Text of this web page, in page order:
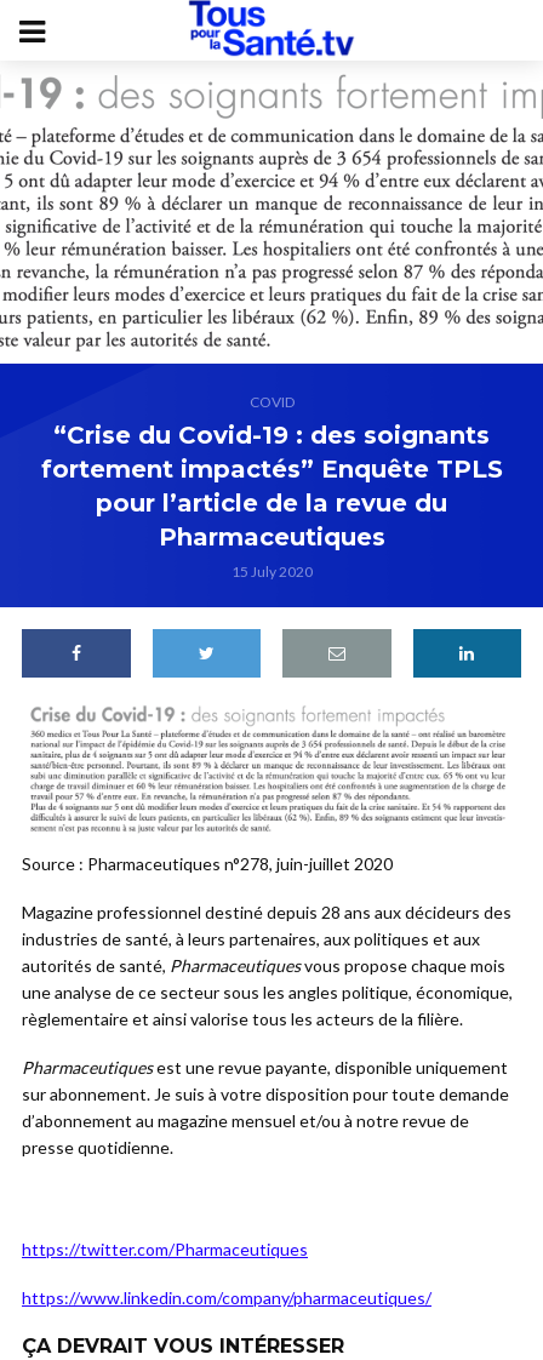
COVID
“Crise du Covid-19 : des soignants
fortement impactés” Enquête TPLS
pour l’article de la revue du
Pharmaceutiques
15 July 2020
Source : Pharmaceutiques n°278, juin-juillet 2020
Magazine professionnel destiné depuis 28 ans aux décideurs des
industries de santé, à leurs partenaires, aux politiques et aux
autorités de santé, Pharmaceutiquesvous propose chaque mois
une analyse de ce secteur sous les angles politique, économique,
règlementaire et ainsi valorise tous les acteurs de la filière.
Pharmaceutiquesest une revue payante, disponible uniquement
sur abonnement. Je suis à votre disposition pour toute demande
d’abonnement au magazine mensuel et/ou à notre revue de
presse quotidienne.
https://twitter.com/Pharmaceutiques
https://www.linkedin.com/company/pharmaceutiques/
ÇA DEVRAIT VOUS INTÉRESSER